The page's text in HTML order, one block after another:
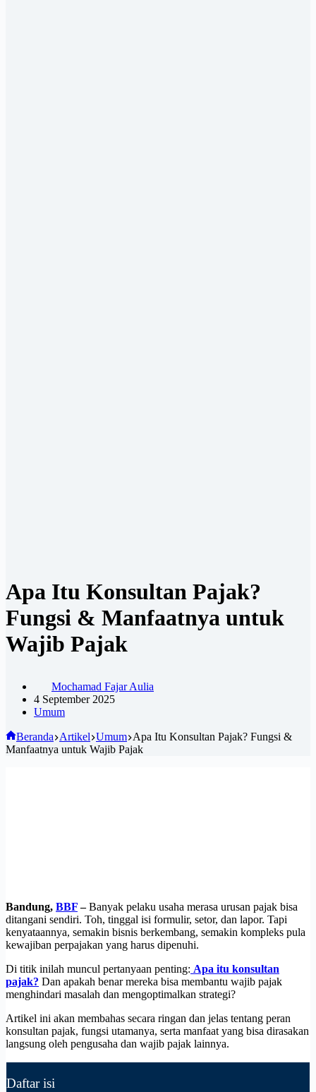
Apa Itu Konsultan Pajak?
Fungsi & Manfaatnya untuk
Wajib Pajak
Mochamad Fajar Aulia
4 September 2025
Umum
Beranda Artikel Umum Apa Itu Konsultan Pajak? Fungsi &
Manfaatnya untuk Wajib Pajak
Bandung, BBF–Banyak pelaku usaha merasa urusan pajak bisa
ditangani sendiri. Toh, tinggal isi formulir, setor, dan lapor. Tapi
kenyataannya, semakin bisnis berkembang, semakin kompleks pula
kewajiban perpajakan yang harus dipenuhi.
Di titik inilah muncul pertanyaan penting: Apa itu konsultan
pajak? Dan apakah benar mereka bisa membantu wajib pajak
menghindari masalah dan mengoptimalkan strategi?
Artikel ini akan membahas secara ringan dan jelas tentang peran
konsultan pajak, fungsi utamanya, serta manfaat yang bisa dirasakan
langsung oleh pengusaha dan wajib pajak lainnya.
Daftar isi